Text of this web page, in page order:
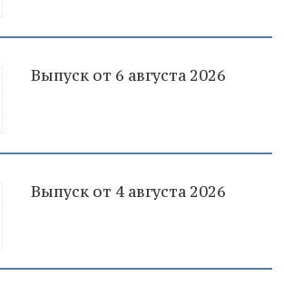
Выпуск от 6 августа 2026
Выпуск от 4 августа 2026